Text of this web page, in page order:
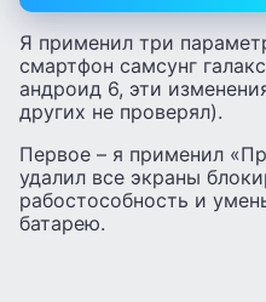
Я применил три
смартфон самсунг
андроид 6, эти
других не проверял).
Первое – я применил
удалил все экраны
рабостособность и
батарею.